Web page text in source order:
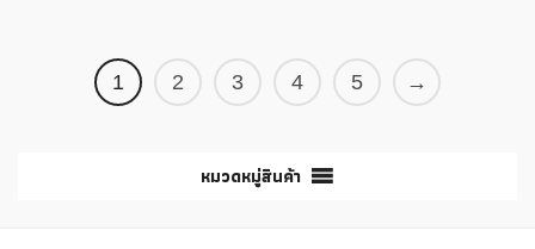
1 2 3 4 5 →
หมวดหมู่สินค้า